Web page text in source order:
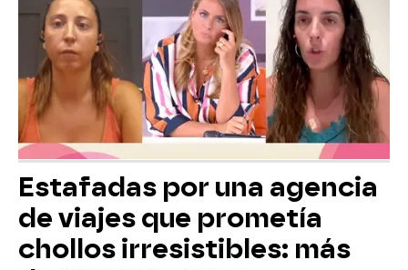
Estafadas por una agencia
de viajes que prometía
chollos irresistibles: más